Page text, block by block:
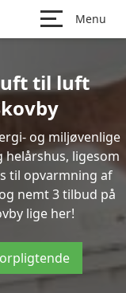
Menu
til luft
og miljøvenlige
ligesom
til opvarmning af
nemt 3 tilbud på
lige her!